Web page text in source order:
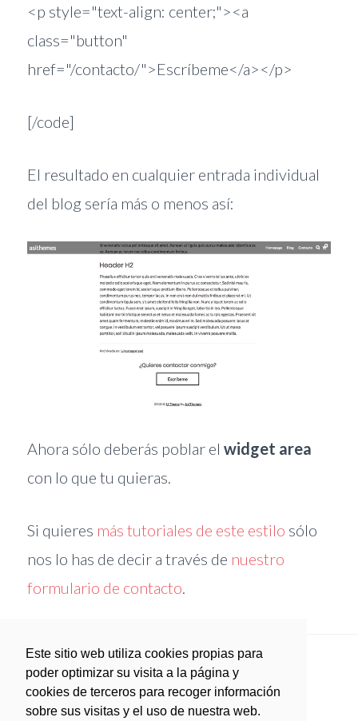
Este sitio web utiliza cookies propias para
poder optimizar su visita a la página y
cookies de terceros para recoger información
sobre sus visitas y el uso de nuestra web.
<p style="text-align: center;"><a
class="button"
href="/contacto/">Escríbeme</a></p>
[/code]
El resultado en cualquier entrada individual
del blog sería más o menos así:
Ahora sólo deberás poblar el widget area
con lo que tu quieras.
Si quieres más tutoriales de este estilo sólo
nos lo has de decir a través de nuestro
formulario de contacto
sidebar
sidebar-
alt
FAQ Nosotros Blog Servicios